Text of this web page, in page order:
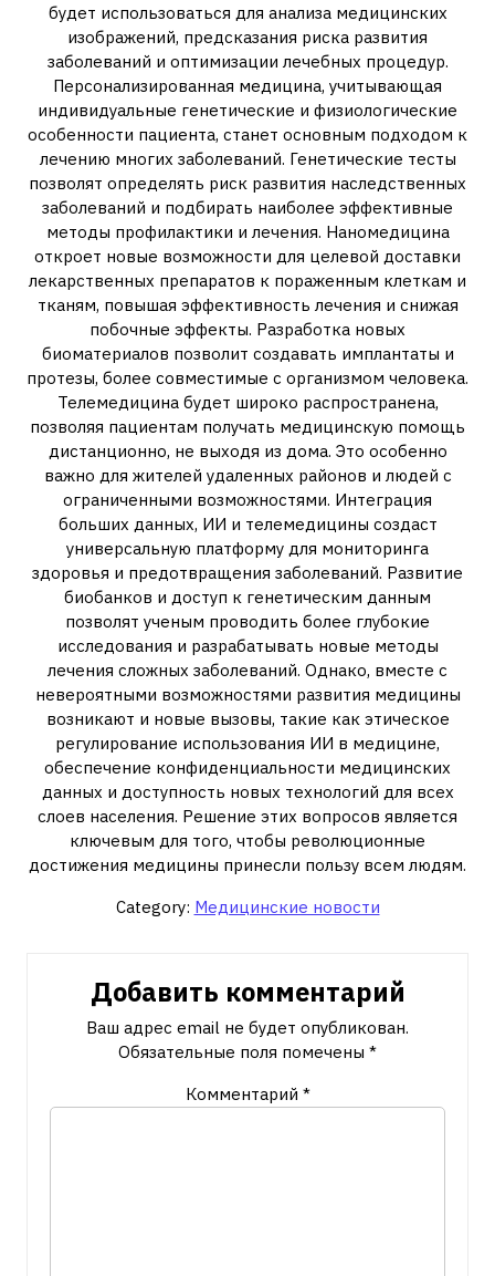
будет использоваться для анализа медицинских
изображений, предсказания риска развития
заболеваний и оптимизации лечебных процедур.
Персонализированная медицина, учитывающая
индивидуальные генетические и физиологические
особенности пациента, станет основным подходом к
лечению многих заболеваний. Генетические тесты
позволят определять риск развития наследственных
заболеваний и подбирать наиболее эффективные
методы профилактики и лечения. Наномедицина
откроет новые возможности для целевой доставки
лекарственных препаратов к пораженным клеткам и
тканям, повышая эффективность лечения и снижая
побочные эффекты. Разработка новых
биоматериалов позволит создавать имплантаты и
протезы, более совместимые с организмом человека.
Телемедицина будет широко распространена,
позволяя пациентам получать медицинскую помощь
дистанционно, не выходя из дома. Это особенно
важно для жителей удаленных районов и людей с
ограниченными возможностями. Интеграция
больших данных, ИИ и телемедицины создаст
универсальную платформу для мониторинга
здоровья и предотвращения заболеваний. Развитие
биобанков и доступ к генетическим данным
позволят ученым проводить более глубокие
исследования и разрабатывать новые методы
лечения сложных заболеваний. Однако, вместе с
невероятными возможностями развития медицины
возникают и новые вызовы, такие как этическое
регулирование использования ИИ в медицине,
обеспечение конфиденциальности медицинских
данных и доступность новых технологий для всех
слоев населения. Решение этих вопросов является
ключевым для того, чтобы революционные
достижения медицины принесли пользу всем людям.
Category: Медицинские новости
Добавить комментарий
Ваш адрес email не будет опубликован.
Обязательные поля помечены *
Комментарий *